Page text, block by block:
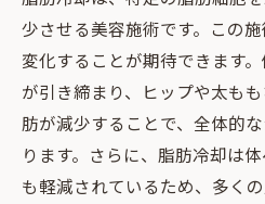
少させる美容施術です。この
変化することが期待できます
が引き締まり、ヒップや太も
肪が減少することで、全体的
ります。さらに、脂肪冷却は
も軽減されているため、多く